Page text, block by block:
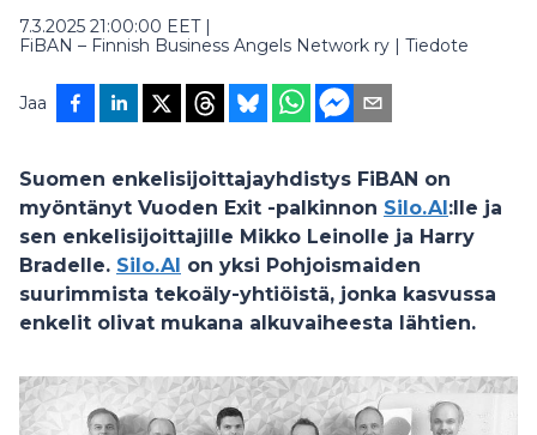
7.3.2025 21:00:00 EET|
FiBAN – Finnish Business Angels Network ry | Tiedote
Jaa
Suomen enkelisijoittajayhdistys FiBAN on
myöntänyt Vuoden Exit -palkinnon Silo.AI:lle ja
sen enkelisijoittajille Mikko Leinolle ja Harry
Bradelle. Silo.AI on yksi Pohjoismaiden
suurimmista tekoäly-yhtiöistä, jonka kasvussa
enkelit olivat mukana alkuvaiheesta lähtien.